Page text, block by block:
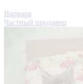
Варвара
Частный продавец